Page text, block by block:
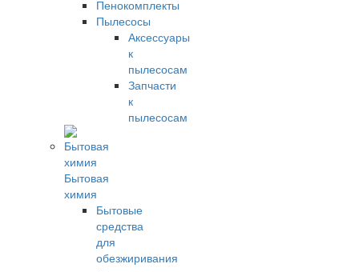
Пенокомплекты
Пылесосы
Аксессуары
к
пылесосам
Запчасти
к
пылесосам
Бытовая
химия
Бытовые
средства
для
обезжиривания